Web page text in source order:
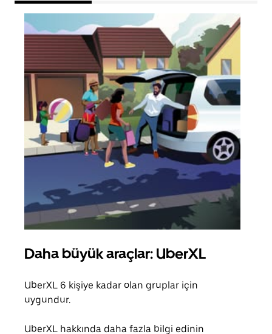
Daha büyük araçlar: UberXL
UberXL 6 kişiye kadar olan gruplar için
uygundur.
UberXL hakkında daha fazla bilgi edinin